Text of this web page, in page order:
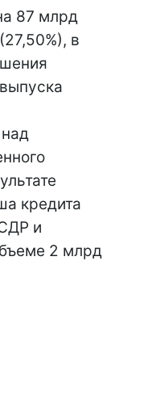
87 млрд
в
кредита
и
2 млрд